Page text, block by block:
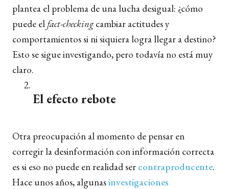
plantea el problema de una lucha desigual: ¿cómo
puede elfact-checkingcambiar actitudes y
comportamientos si ni siquiera logra llegar a destino?
Esto se sigue investigando, pero todavía no está muy
claro.
El efecto rebote
Otra preocupación al momento de pensar en
corregir la desinformación con información correcta
es si eso no puede en realidad ser contraproducente.
Hace unos años, algunasinvestigaciones